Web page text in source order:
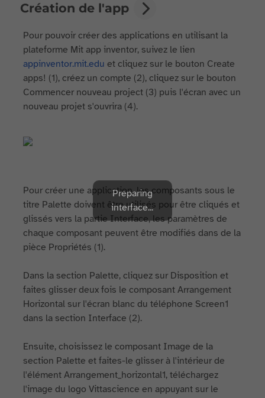
Création de l'app
Pour pouvoir créer des applications en utilisant la
plateforme Mit app inventor, suivez le lien
appinventor.mit.edu et cliquez sur le bouton Create
apps! (1), créez un compte (2), cliquez sur le bouton
Commencer nouveau project (3) puis l'écran avec un
nouveau projet s'ouvrira (4).
Pour créer une application, les composants sous le
titre Palette doivent être utilisés pour être cliqués et
glissés vers la partie Interface, les paramètres de
chaque composant peuvent être modifiés dans de la
pièce Propriétés (1).
Dans la section Palette, cliquez sur Disposition et
faites glisser deux fois le composant Arrangement
Horizontal sur l'écran blanc du téléphone Screen1
dans la section Interface (2).
Ensuite, choisissez le composant Image de la
section Palette et faites-le glisser à l'intérieur de
l'élément Arrangement_horizontal1, téléchargez
l'image du logo Vittascience en appuyant sur le
Preparing
interface...